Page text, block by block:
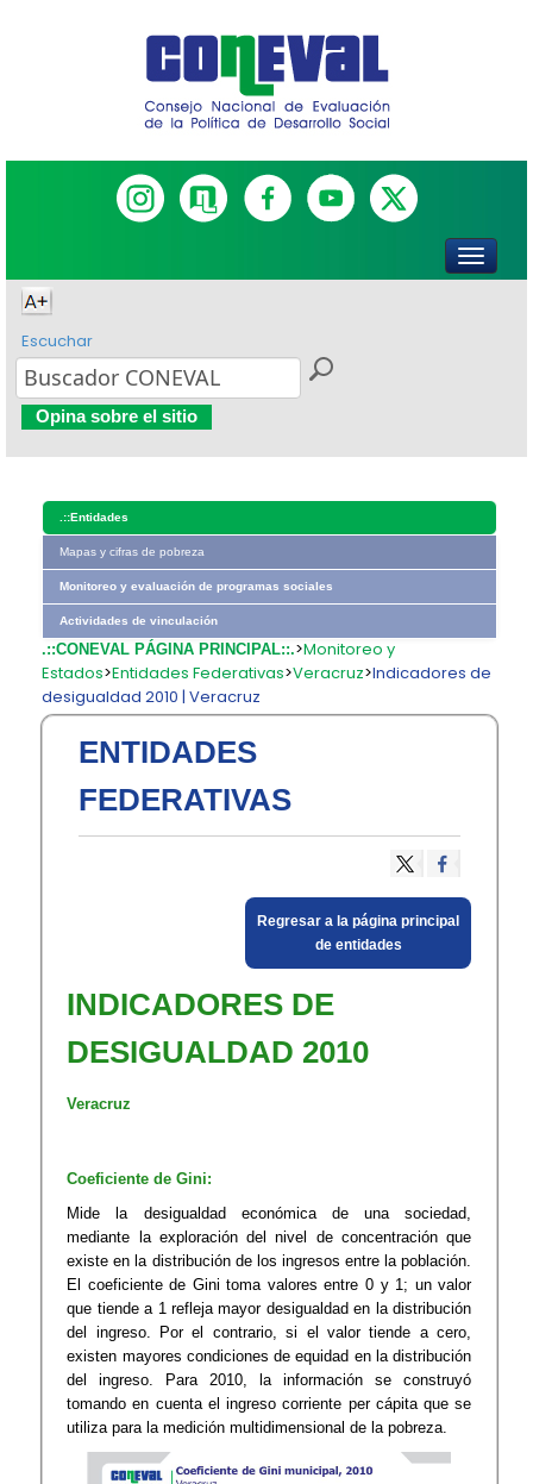
Escuchar
Opina sobre el sitio
.::Entidades
Mapas y cifras de pobreza
Monitoreo y evaluación de programas sociales
Actividades de vinculación
.::CONEVAL PÁGINA PRINCIPAL::.>Monitoreo y
Estados>Entidades Federativas>Veracruz>Indicadores de
desigualdad 2010 | Veracruz
ENTIDADES
FEDERATIVAS
​Regresar a la página principal
de entidades​
INDICADORES DE
DESIGUALDAD 2010
Veracruz
Coeficiente de Gini:
Mide la desigualdad económica de una sociedad,
mediante la exploración del nivel de concentración que
existe en la distribución de los ingresos entre la población.
El coeficiente de Gini toma valores entre 0 y 1; un valor
que tiende a 1 refleja mayor desigualdad en la distribución
del ingreso. Por el contrario, si el valor tiende a cero,
existen mayores condiciones de equidad en la distribución
del ingreso. Para 2010, la información se construyó
tomando en cuenta el ingreso corriente per cápita que se
utiliza para la medición multidimensional de la pobreza.